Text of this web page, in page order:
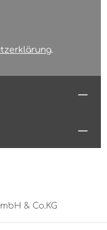
.
& Co.KG